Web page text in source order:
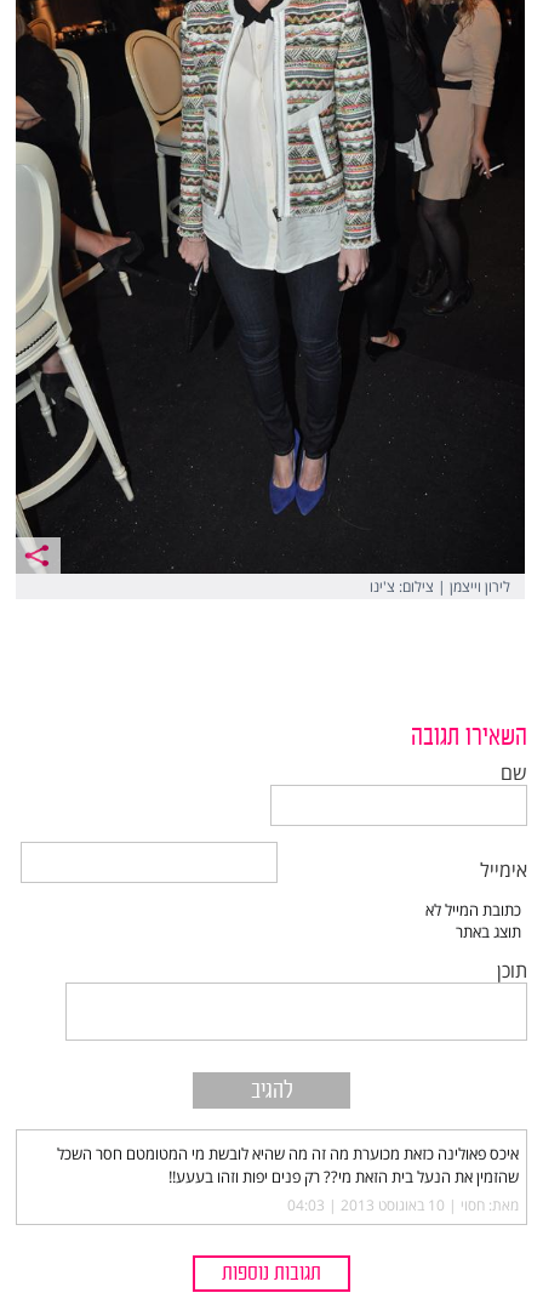
לירון וייצמן | צילום: צ'ינו
השאירו תגובה
שם
אימייל
תוכן
איכס פאולינה כזאת מכוערת מה זה מה שהיא לובשת מי המטומטם חסר השכל
שהזמין את הנעל בית הזאת מי?? רק פנים יפות וזהו בעעע!!
מאת: חסוי |‏ 10 באוגוסט 2013 | 04:03
תגובות נוספות